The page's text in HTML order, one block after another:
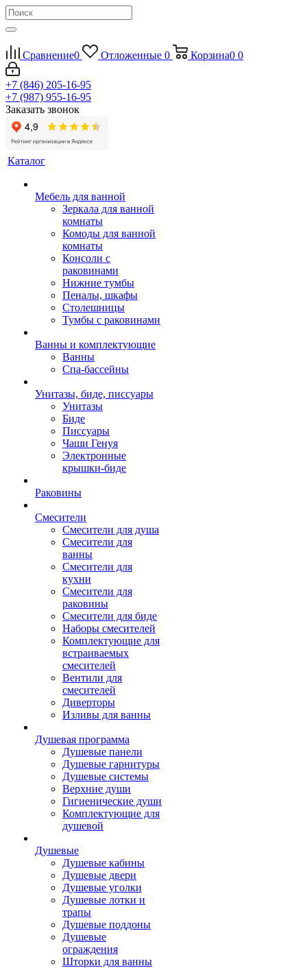
Сравнение0 Отложенные 0 Корзина0 0
+7 (846) 205-16-95
+7 (987) 955-16-95
Заказать звонок
Каталог
Мебель для ванной
Зеркала для ванной
комнаты
Комоды для ванной
комнаты
Консоли с
раковинами
Нижние тумбы
Пеналы, шкафы
Столешницы
Тумбы с раковинами
Ванны и комплектующие
Ванны
Спа-бассейны
Унитазы, биде, писсуары
Унитазы
Биде
Писсуары
Чаши Генуя
Электронные
крышки-биде
Раковины
Смесители
Смесители для душа
Смесители для
ванны
Смесители для
кухни
Смесители для
раковины
Смесители для биде
Наборы смесителей
Комплектующие для
встраиваемых
смесителей
Вентили для
смесителей
Диверторы
Изливы для ванны
Душевая программа
Душевые панели
Душевые гарнитуры
Душевые системы
Верхние души
Гигиенические души
Комплектующие для
душевой
Душевые
Душевые кабины
Душевые двери
Душевые уголки
Душевые лотки и
трапы
Душевые поддоны
Душевые
ограждения
Шторки для ванны